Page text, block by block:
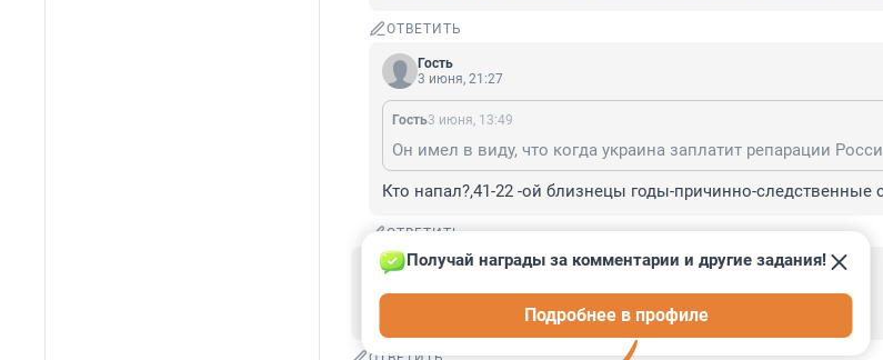
ОТВЕТИТЬ
Гость
3 июня, 21:27
Гость3 июня, 13:49
Он имел в виду, что когда украина заплатит репарации
Кто напал?,41-22 -ой близнецы годы-причинно-следственные
ОТВЕТИТЬ
Гость
это не объяснение, это вызов
Получай награды за комментарии и другие задания!
Подробнее в профиле